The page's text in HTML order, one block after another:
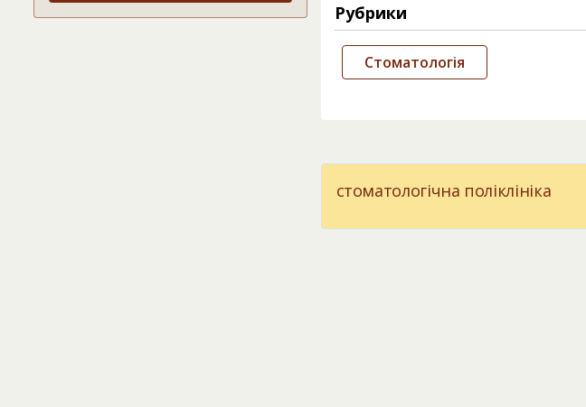
Рубрики
Стоматологія
стоматологічна поліклініка